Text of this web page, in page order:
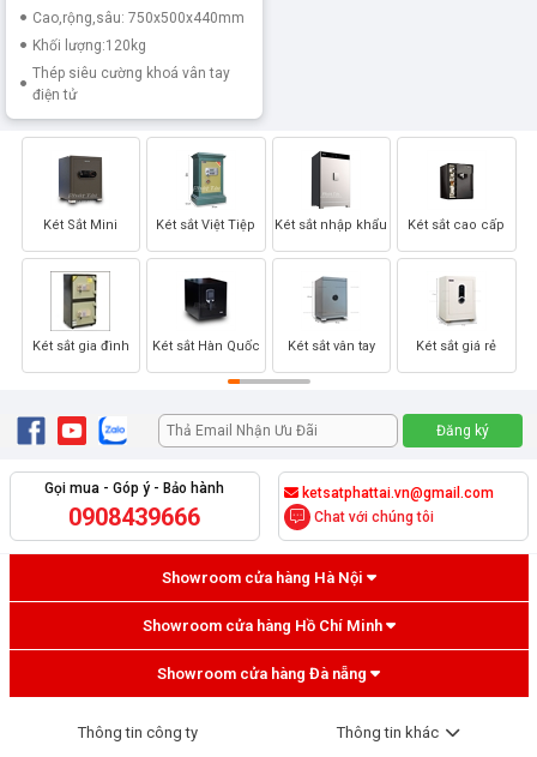
Cao,rộng,sâu: 750x500x440mm
Khối lượng:120kg
Thép siêu cường khoá vân tay
điện tử
Két Sắt Mini
Két sắt gia đình
Két sắt Việt Tiệp
Két sắt Hàn Quốc
Két sắt nhập khẩu
Két sắt vân tay
Két sắt cao cấp
Két sắt giá rẻ
Gọi mua - Góp ý - Bảo hành
0908439666
ketsatphattai.vn@gmail.com
Chat với chúng tôi
Showroom cửa hàng Hà Nội
Showroom cửa hàng Hồ Chí Minh
Showroom cửa hàng Đà nẵng
Thông tin công ty Thông tin khác